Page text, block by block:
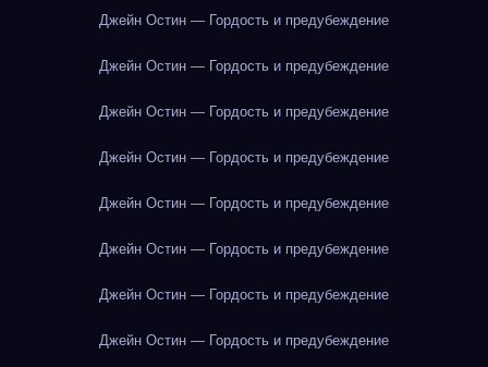
Джейн Остин — Гордость и предубеждение
Джейн Остин — Гордость и предубеждение
Джейн Остин — Гордость и предубеждение
Джейн Остин — Гордость и предубеждение
Джейн Остин — Гордость и предубеждение
Джейн Остин — Гордость и предубеждение
Джейн Остин — Гордость и предубеждение
Джейн Остин — Гордость и предубеждение